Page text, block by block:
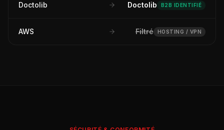
Doctolib Doctolib B2B IDENTIFIÉ
AWS Filtré HOSTING / VPN